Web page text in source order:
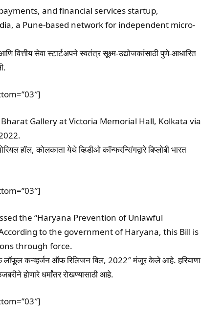
and financial services startup,
a Pune-based network for independent micro-
वित्तीय सेवा स्टार्टअपने स्वतंत्र सूक्ष्म-उद्योजकांसाठी पुणे-आधारित
Gallery at Victoria Memorial Hall, Kolkata via
हॉल, कोलकाता येथे व्हिडीओ कॉन्फरन्सिंगद्वारे बिप्लोबी भारत
the “Haryana Prevention of Unlawful
to the government of Haryana, this Bill is
through force.
ऑफ लॉफूल कन्व्हर्जन ऑफ रिलिजन बिल, 2022″ मंजूर केले आहे. हरियाणा
होणारे धर्मांतर रोखण्यासाठी आहे.